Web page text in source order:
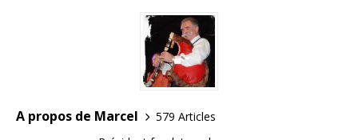
A propos de Marcel
579 Articles